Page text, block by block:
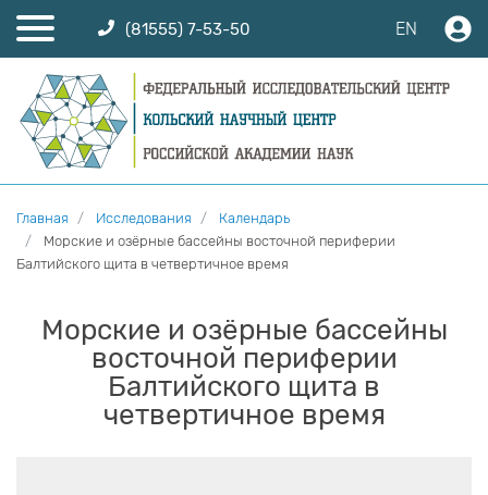
(81555) 7-53-50 EN
Главная Исследования
Календарь
Морские и озёрные бассейны восточной периферии
Балтийского щита в четвертичное время
Морские и озёрные бассейны
восточной периферии
Балтийского щита в
четвертичное время